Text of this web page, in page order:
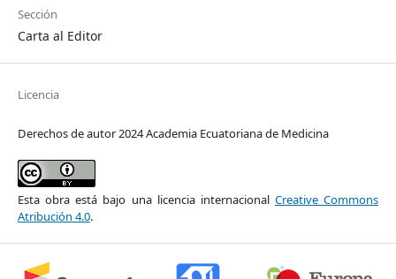
Sección
Carta al Editor
Licencia
Derechos de autor 2024 Academia Ecuatoriana de Medicina
Esta obra está bajo una licencia internacional Creative Commons
Atribución 4.0.